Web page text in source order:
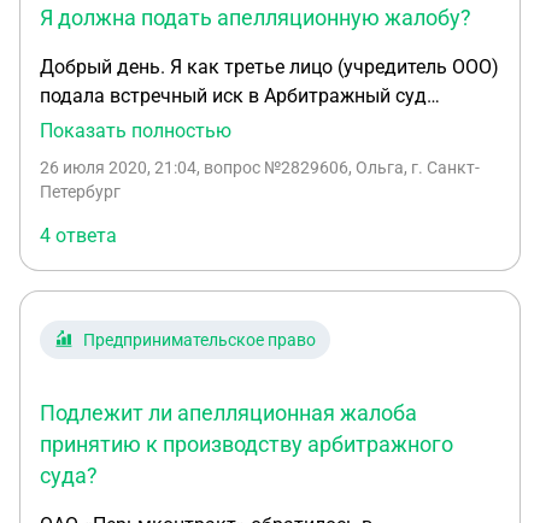
Я должна подать апелляционную жалобу?
Добрый день. Я как третье лицо (учредитель ООО)
подала встречный иск в Арбитражный суд
Пензенской области. Однако мне встречный иск
ответчиком,плюс встречный иск, как указал
опрелении суда сказано, что я могу оспорить
решение. Куда мне необходимо подать жалобу? В
тот же суд или в апелляционный суд? Необходимо
оплачивать гос пошлину? В ТЕЧЕНИЕ какого
срока суд должен рассмотреть мою жалобу? Я
Показать полностью
26 июля 2020, 21:04, вопрос №2829606, Ольга, г. Санкт-
Петербург
4 ответа
Предпринимательское право
Подлежит ли апелляционная жалоба
принятию к производству арбитражного
суда?